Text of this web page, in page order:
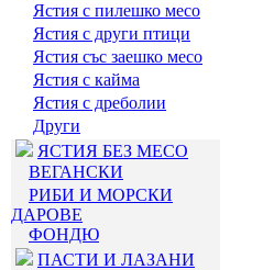
Ястия с пилешко месо
Ястия с други птици
Ястия със заешко месо
Ястия с кайма
Ястия с дреболии
Други
ЯСТИЯ БЕЗ МЕСО
ВЕГАНСКИ
РИБИ И МОРСКИ
ДАРОВЕ
ФОНДЮ
ПАСТИ И ЛАЗАНИ